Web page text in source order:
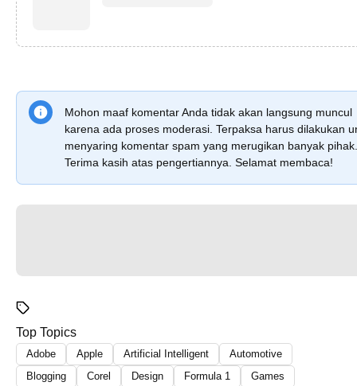
Mohon maaf komentar Anda tidak akan langsung muncul
karena ada proses moderasi. Terpaksa harus dilakukan
menyaring komentar spam yang merugikan banyak pihak.
Terima kasih atas pengertiannya. Selamat membaca!
Top Topics
Adobe Apple Artificial Intelligent
Automotive
Blogging
Corel Design Formula 1
Games